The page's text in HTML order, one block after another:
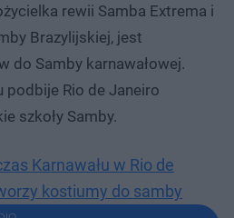
rewii Samba Extrema i
Brazylijskiej, jest
do Samby karnawałowej.
Rio de Janeiro
szkoły Samby.
Karnawału w Rio de
kostiumy do samby